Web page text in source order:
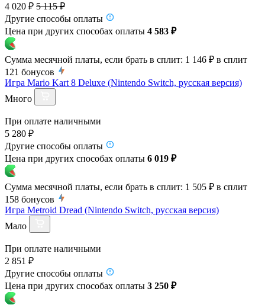
4 020 ₽ 5 115 ₽
Другие способы оплаты
Цена при других способах оплаты 4 583 ₽
Сумма месячной платы, если брать в сплит: 1 146 ₽ в сплит
121 бонусов
Игра Mario Kart 8 Deluxe (Nintendo Switch, русская версия)
Много
При оплате наличными
5 280 ₽
Другие способы оплаты
Цена при других способах оплаты 6 019 ₽
Сумма месячной платы, если брать в сплит: 1 505 ₽ в сплит
158 бонусов
Игра Metroid Dread (Nintendo Switch, русская версия)
Мало
При оплате наличными
2 851 ₽
Другие способы оплаты
Цена при других способах оплаты 3 250 ₽